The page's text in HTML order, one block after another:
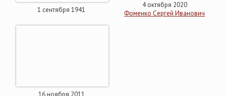
1 сентября 1941
4 октября 2020
Фоменко Сергей Иванович
16 ноября 2011